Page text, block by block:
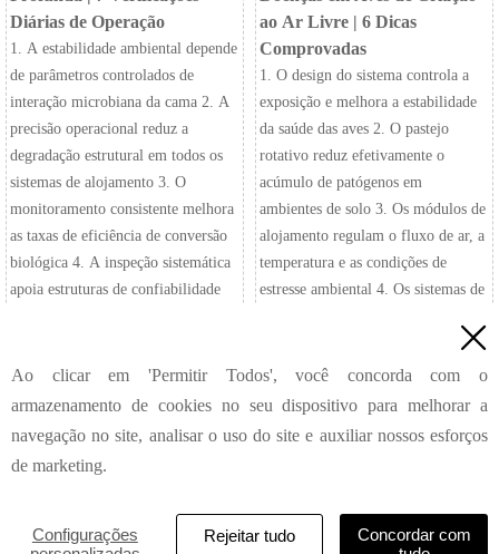
Diárias de Operação
1. A estabilidade ambiental depende
de parâmetros controlados de
interação microbiana da cama 2. A
precisão operacional reduz a
degradação estrutural em todos os
sistemas de alojamento 3. O
monitoramento consistente melhora
as taxas de eficiência de conversão
biológica 4. A inspeção sistemática
apoia estruturas de confiabilidade
+8618830120193
ao Ar Livre | 6 Dicas
Comprovadas
1. O design do sistema controla a
exposição e melhora a estabilidade
da saúde das aves 2. O pastejo
rotativo reduz efetivamente o
acúmulo de patógenos em
ambientes de solo 3. Os módulos de
alojamento regulam o fluxo de ar, a
temperatura e as condições de
estresse ambiental 4. Os sistemas de
permitem a detecção precoce dos
riscos de doenças 5. Recepção
/WhatsApp NO. : +8618830120193
Política de Privacidade

Ao clicar em 'Permitir Todos', você concorda com o
armazenamento de cookies no seu dispositivo para melhorar a
navegação no site, analisar o uso do site e auxiliar nossos esforços
de marketing.
Configurações
Rejeitar tudo
Concordar com
